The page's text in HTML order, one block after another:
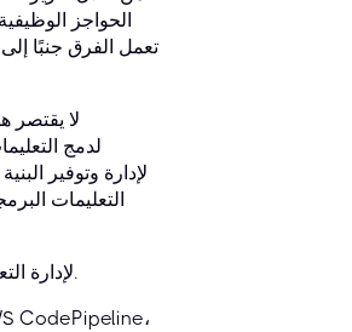
لا يقتصر
التعليمات
أنظمة التحكم في الإصدارات: Git، وGitLab، وGitHub، وBitbucket لإدارة التعليمات البرمجية المصدرية.